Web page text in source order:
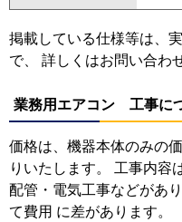
掲載している仕様等は、
で、 詳しくはお問い合わ
業務用エアコン 工事に
価格は、機器本体のみの
りいたします。 工事内容
配管・電気工事などがあ
て費用 に差があります。